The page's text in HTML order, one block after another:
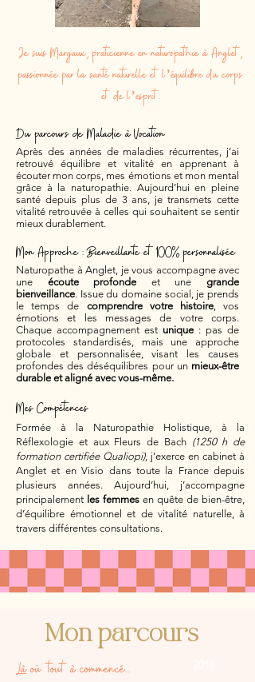
Je suis Margaux, praticienne en naturopathie à Anglet,
passionnée par la santé naturelle et l’équilibre du corps
et de l’esprit.
Du parcours de Maladie à Vocation
Après des années de maladies récurrentes, j’ai
retrouvé équilibre et vitalité en apprenant à
écouter mon corps, mes émotions et mon mental
grâce à la naturopathie. Aujourd’hui en pleine
santé depuis plus de 3 ans, je transmets cette
vitalité retrouvée à celles qui souhaitent se sentir
mieux durablement.
Mon Approche : Bienveillante et 100% personnalisée
Naturopathe à Anglet, je vous accompagne avec
une écoute profonde et unegrande
bienveillance. Issue du domaine social, je prends
le temps de comprendre votre histoire, vos
émotions et les messages de votre corps.
Chaque accompagnement est unique : pas de
protocoles standardisés, mais une approche
globale et personnalisée, visant les causes
profondes des déséquilibres pour un mieux-être
durable et aligné avec vous-même.
Mes Compétences
Formée à la Naturopathie Holistique, à la
Réflexologie et aux Fleurs de Bach (1250 h de
formation certifiée Qualiopi), j’exerce en cabinet à
Anglet et en Visio dans toute la France depuis
plusieurs années. Aujourd’hui, j’accompagne
principalement les femmes en quête de bien-être,
d’équilibre émotionnel et de vitalité naturelle, à
travers différentes consultations.
Mon parcours
Là où tout à commencé...